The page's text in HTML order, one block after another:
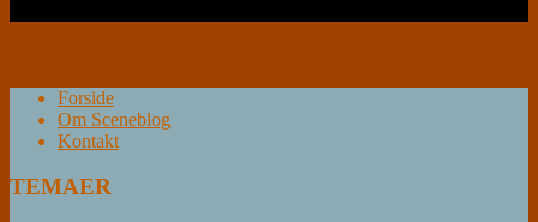
Forside
Om Sceneblog
Kontakt
TEMAER